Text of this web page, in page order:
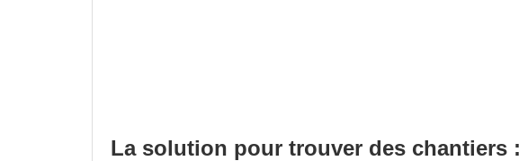
La solution pour trouver des chantiers